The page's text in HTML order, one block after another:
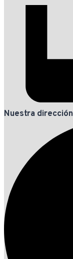
Nuestra dirección